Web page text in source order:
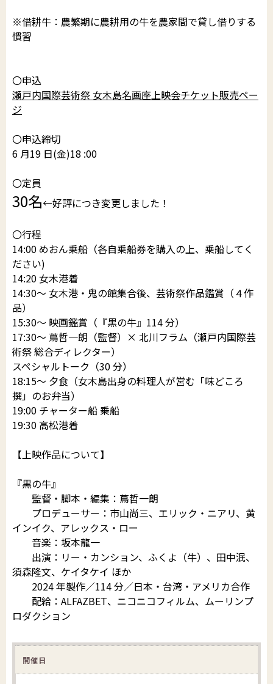
※借耕牛：農繁期に農耕用の牛を農家間で貸し借りする
慣習
〇申込
瀬戸内国際芸術祭 女木島名画座上映会チケット販売ペー
ジ
〇申込締切
6 月19 日(金)18 :00
〇定員
30名←好評につき変更しました！
〇行程
14:00 めおん乗船（各自乗船券を購入の上、乗船してく
ださい)
14:20 女木港着
14:30～ 女木港・鬼の館集合後、芸術祭作品鑑賞（４作
品）
15:30～ 映画鑑賞（『黒の牛』114 分）
17:30～ 蔦哲一朗（監督）× 北川フラム（瀬戸内国際芸
術祭 総合ディレクター）
スペシャルトーク（30 分）
18:15～ 夕食（女木島出身の料理人が営む「味どころ
撰」のお弁当）
19:00 チャーター船 乗船
19:30 高松港着
【上映作品について】
『黒の牛』
監督・脚本・編集：蔦哲一朗
プロデューサー：市山尚三、エリック・ニアリ、黄
インイク、アレックス・ロー
音楽：坂本龍一
出演：リー・カンション、ふくよ（牛）、田中泯、
須森隆文、ケイタケイ ほか
2024 年製作／114 分／日本・台湾・アメリカ合作
配給：ALFAZBET、ニコニコフィルム、ムーリンプ
ロダクション
開催日